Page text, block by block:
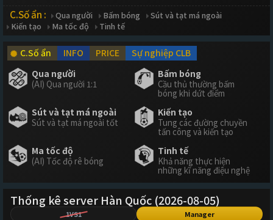
C.Số ẩn : Qua người Bấm bóng
Sút và tạt má ngoài
Kiến tạo
Ma tốc độ Tinh tế
C.Số ẩn INFO PRICE
Sự nghiệp CLB
Qua người
(AI) Qua người 1:1
Bấm bóng
Cầu thủ thường bấm
bóng khi dứt điểm
Sút và tạt má ngoài
Sút và tạt má ngoài tốt
Kiến tạo
Tung các đường chuyền
tấn công và kiến tạo
Ma tốc độ
(AI) Tốc độ rê bóng
Tinh tế
Khả năng thực hiện
những kĩ năng điệu nghệ
Thống kê server Hàn Quốc (2026-08-05)
1VS1 Manager